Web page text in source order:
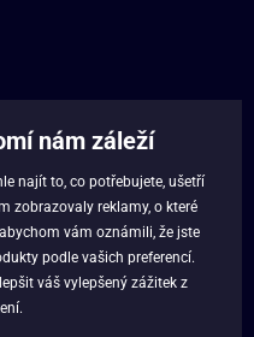
nám záleží
najít to, co potřebujete, ušetří
zobrazovaly reklamy, o které
, abychom vám oznámili, že jste
podle vašich preferencí.
váš vylepšený zážitek z